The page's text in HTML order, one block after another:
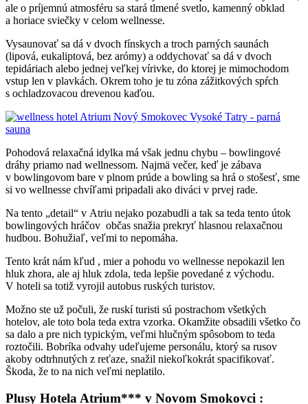
ale o príjemnú atmosféru sa stará tlmené svetlo, kamenný obklad
a horiace sviečky v celom wellnesse.
Vysaunovať sa dá v dvoch fínskych a troch parných saunách
(lipová, eukaliptová, bez arómy) a oddychovať sa dá v dvoch
tepidáriach alebo jednej veľkej vírivke, do ktorej je mimochodom
vstup len v plavkách. Okrem toho je tu zóna zážitkových spŕch
s ochladzovacou drevenou kaďou.
Pohodová relaxačná idylka má však jednu chybu – bowlingové
dráhy priamo nad wellnessom. Najmä večer, keď je zábava
v bowlingovom bare v plnom prúde a bowling sa hrá o stošesť, sme
si vo wellnesse chvíľami pripadali ako diváci v prvej rade.
Na tento „detail“ v Atriu nejako pozabudli a tak sa teda tento útok
bowlingových hráčov občas snažia prekryť hlasnou relaxačnou
hudbou. Bohužiaľ, veľmi to nepomáha.
Tento krát nám kľud , mier a pohodu vo wellnesse nepokazil len
hluk zhora, ale aj hluk zdola, teda lepšie povedané z východu.
V hoteli sa totiž vyrojil autobus ruských turistov.
Možno ste už počuli, že ruskí turisti sú postrachom všetkých
hotelov, ale toto bola teda extra vzorka. Okamžite obsadili všetko čo
sa dalo a pre nich typickým, veľmi hlučným spôsobom to teda
roztočili. Bobríka odvahy udeľujeme personálu, ktorý sa rusov
akoby odtrhnutých z reťaze, snažil niekoľkokrát spacifikovať.
Škoda, že to na nich veľmi neplatilo.
Plusy Hotela Atrium*** v Novom Smokovci :